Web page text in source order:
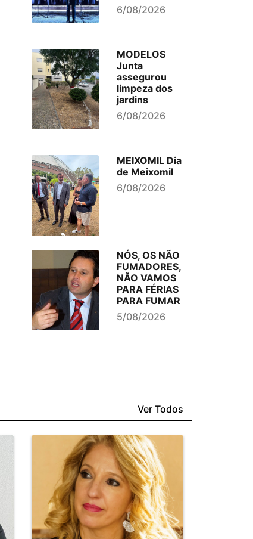
6/08/2026
MODELOS
Junta
assegurou
limpeza dos
jardins
6/08/2026
MEIXOMIL Dia
de Meixomil
6/08/2026
NÓS, OS NÃO
FUMADORES,
NÃO VAMOS
PARA FÉRIAS
PARA FUMAR
5/08/2026
Ver Todos